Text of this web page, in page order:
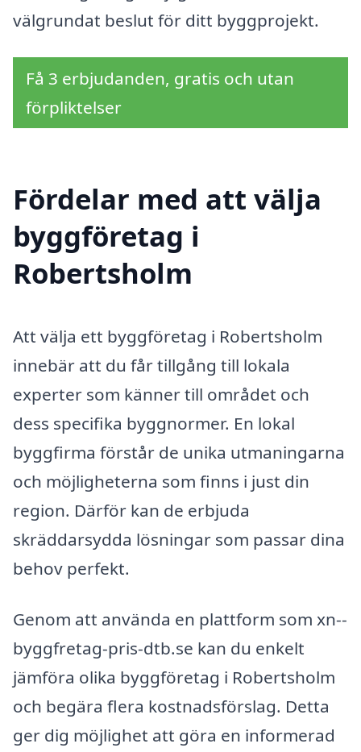
välgrundat beslut för ditt byggprojekt.
Få 3 erbjudanden, gratis och utan
förpliktelser
Fördelar med att välja
byggföretag i
Robertsholm
Att välja ett byggföretag i Robertsholm
innebär att du får tillgång till lokala
experter som känner till området och
dess specifika byggnormer. En lokal
byggfirma förstår de unika utmaningarna
och möjligheterna som finns i just din
region. Därför kan de erbjuda
skräddarsydda lösningar som passar dina
behov perfekt.
Genom att använda en plattform som xn--
byggfretag-pris-dtb.se kan du enkelt
jämföra olika byggföretag i Robertsholm
och begära flera kostnadsförslag. Detta
ger dig möjlighet att göra en informerad